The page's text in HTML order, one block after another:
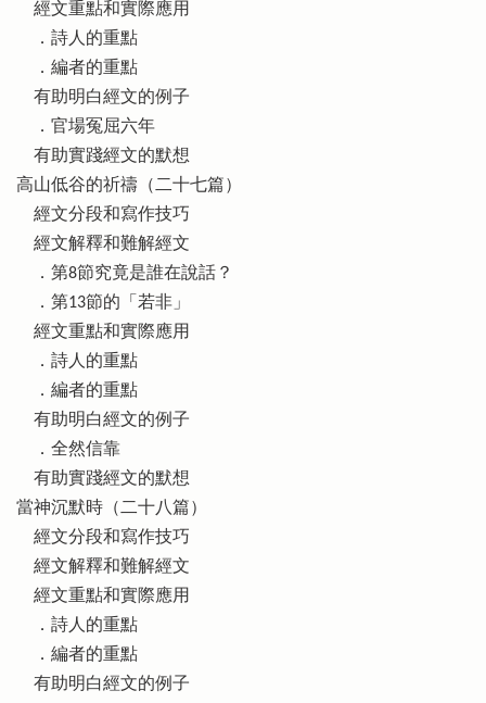
經文重點和實際應用
．詩人的重點
．編者的重點
有助明白經文的例子
．官場冤屈六年
有助實踐經文的默想
高山低谷的祈禱（二十七篇）
經文分段和寫作技巧
經文解釋和難解經文
．第8節究竟是誰在說話？
．第13節的「若非」
經文重點和實際應用
．詩人的重點
．編者的重點
有助明白經文的例子
．全然信靠
有助實踐經文的默想
當神沉默時（二十八篇）
經文分段和寫作技巧
經文解釋和難解經文
經文重點和實際應用
．詩人的重點
．編者的重點
有助明白經文的例子